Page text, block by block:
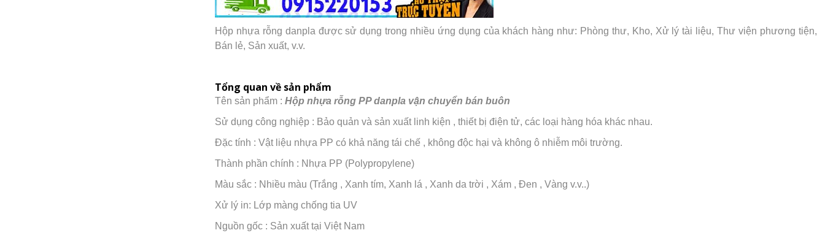
Hộp nhựa rỗng danpla được sử dụng trong nhiều ứng dụng của khách hàng như: Phòng thư, Kho, Xử lý tài liệu, Thư viện phương tiện,
Bán lẻ, Sản xuất, v.v.
Tổng quan về sản phẩm
Tên sản phẩm :Hộp nhựa rỗng PP danpla vận chuyển bán buôn
Sử dụng công nghiệp : Bảo quản và sản xuất linh kiện , thiết bị điện tử, các loại hàng hóa khác nhau.
Đặc tính : Vật liệu nhựa PP có khả năng tái chế , không độc hại và không ô nhiễm môi trường.
Thành phần chính : Nhựa PP (Polypropylene)
Màu sắc : Nhiều màu (Trắng , Xanh tím, Xanh lá , Xanh da trời , Xám , Đen , Vàng v.v..)
Xử lý in: Lớp màng chống tia UV
Nguồn gốc : Sản xuất tại Việt Nam